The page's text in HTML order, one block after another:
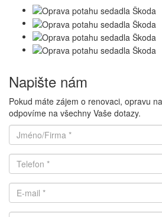
Napište nám
Pokud máte zájem o renovaci, opravu
odpovíme na všechny Vaše dotazy.